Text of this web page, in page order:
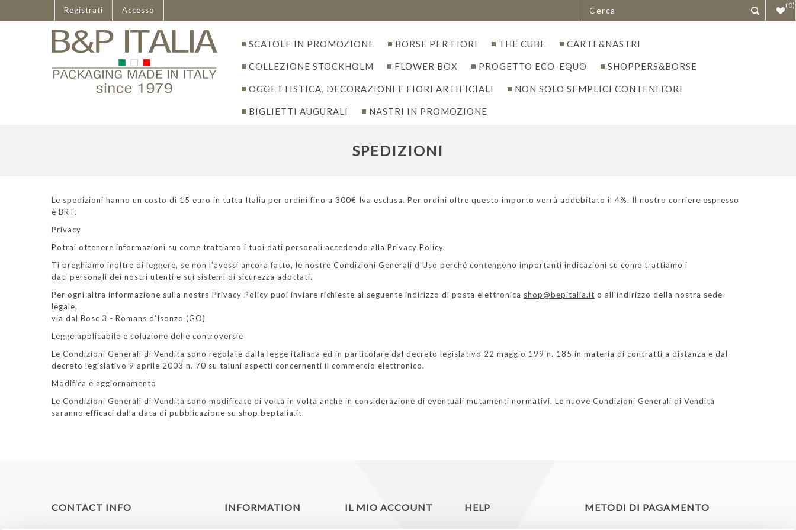
Registrati Accesso
(0)
SCATOLE IN PROMOZIONE BORSE PER FIORI THE CUBE CARTE&NASTRI
COLLEZIONE STOCKHOLM FLOWER BOX PROGETTO ECO-EQUO SHOPPERS&BORSE
OGGETTISTICA, DECORAZIONI E FIORI ARTIFICIALI NON SOLO SEMPLICI CONTENITORI
BIGLIETTI AUGURALI NASTRI IN PROMOZIONE
SPEDIZIONI
Le spedizioni hanno un costo di 15 euro in tutta Italia per ordini fino a 300€ Iva esclusa. Per ordini oltre questo importo verrà addebitato il 4%. Il nostro corriere espresso
è BRT.
Privacy
Potrai ottenere informazioni su come trattiamo i tuoi dati personali accedendo alla Privacy Policy.
Ti preghiamo inoltre di leggere, se non l'avessi ancora fatto, le nostre Condizioni Generali d'Uso perché contengono importanti indicazioni su come trattiamo i
dati personali dei nostri utenti e sui sistemi di sicurezza adottati.
Per ogni altra informazione sulla nostra Privacy Policy puoi inviare richieste al seguente indirizzo di posta elettronica shop@bepitalia.it o all'indirizzo della nostra sede
legale,
via dal Bosc 3 - Romans d'Isonzo (GO)
Legge applicabile e soluzione delle controversie
Le Condizioni Generali di Vendita sono regolate dalla legge italiana ed in particolare dal decreto legislativo 22 maggio 199 n. 185 in materia di contratti a distanza e dal
decreto legislativo 9 aprile 2003 n. 70 su taluni aspetti concernenti il commercio elettronico.
Modifica e aggiornamento
Le Condizioni Generali di Vendita sono modificate di volta in volta anche in considerazione di eventuali mutamenti normativi. Le nuove Condizioni Generali di Vendita
saranno efficaci dalla data di pubblicazione su shop.beptalia.it.
CONTACT INFO INFORMATION IL MIO ACCOUNT HELP METODI DI PAGAMENTO